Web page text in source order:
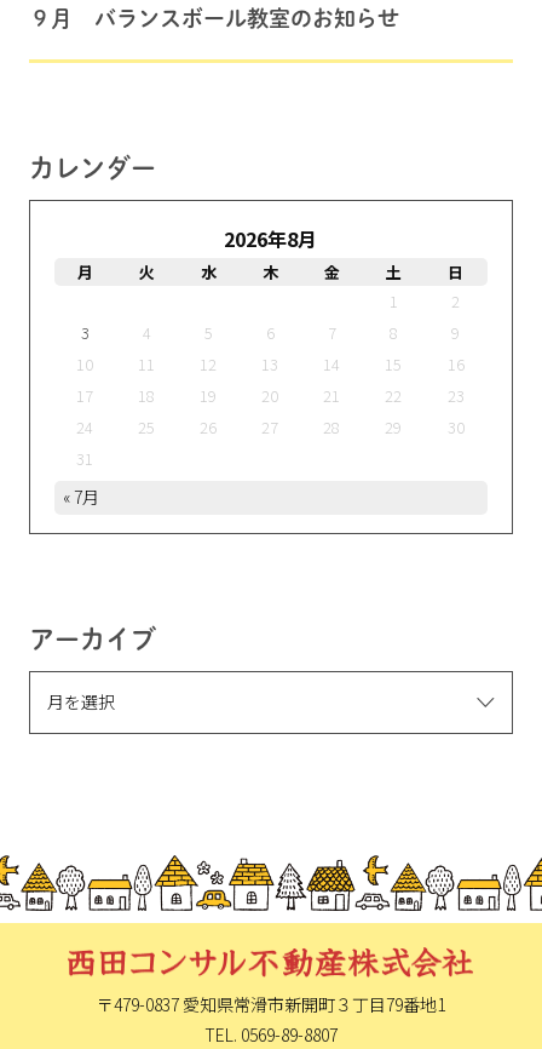
９月 バランスボール教室のお知らせ
カレンダー
2026年8月
月 火 水 木 金 土
日
1
2
3
4 5 6 7 8
9
10
11 12 13 14 15
16
17
18 19 20 21 22
23
24
25 26 27 28 29
30
31
« 7月
アーカイブ
〒479-0837 愛知県常滑市新開町３丁目79番地1
TEL. 0569-89-8807